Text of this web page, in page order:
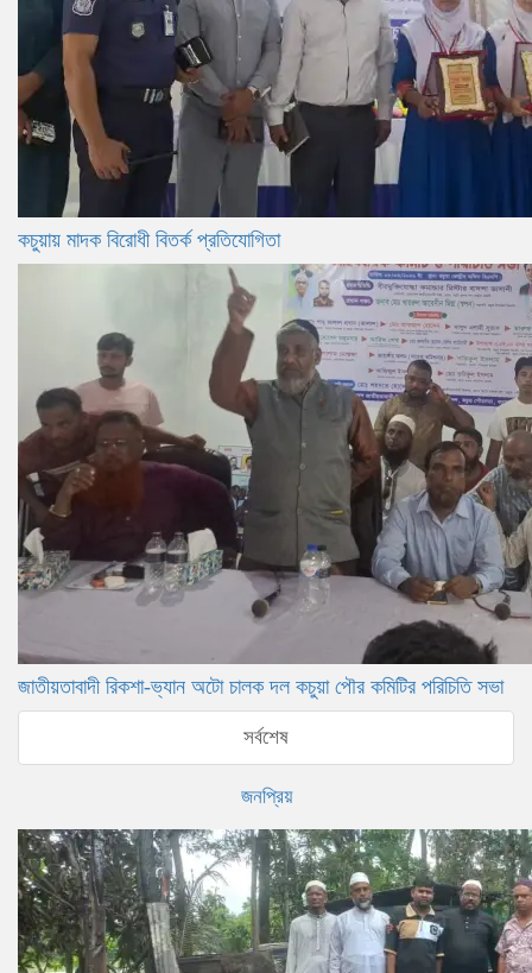
কচুয়ায় মাদক বিরোধী বিতর্ক প্রতিযোগিতা
জাতীয়তাবাদী রিকশা-ভ্যান অটো চালক দল কচুয়া পৌর কমিটির পরিচিতি সভা
সর্বশেষ
জনপ্রিয়